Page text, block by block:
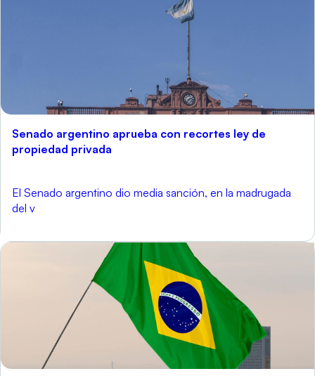
Senado argentino aprueba con recortes ley de
propiedad privada
El Senado argentino dio media sanción, en la madrugada
del v